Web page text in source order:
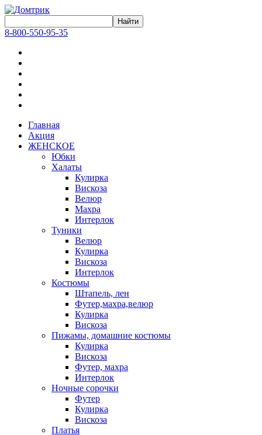
8-800-550-95-35
Главная
Акция
ЖЕНСКОЕ
Юбки
Халаты
Кулирка
Вискоза
Велюр
Махра
Интерлок
Туники
Велюр
Кулирка
Вискоза
Интерлок
Костюмы
Штапель, лен
Футер,махра,велюр
Кулирка
Вискоза
Пижамы, домашние костюмы
Кулирка
Вискоза
Футер, махра
Интерлок
Ночные сорочки
Футер
Кулирка
Вискоза
Платья